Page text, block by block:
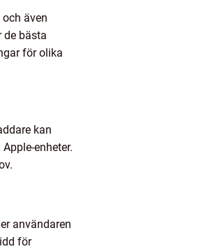
även
de bästa
för olika
kan
enheter.
användaren
för